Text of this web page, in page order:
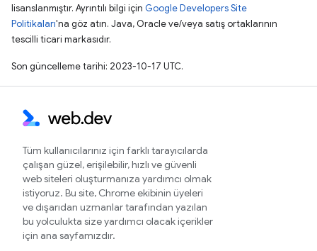
lisanslanmıştır. Ayrıntılı bilgi için Google Developers Site
Politikaları'na göz atın. Java, Oracle ve/veya satış ortaklarının
tescilli ticari markasıdır.
Son güncelleme tarihi: 2023-10-17 UTC.
Tüm kullanıcılarınız için farklı tarayıcılarda
çalışan güzel, erişilebilir, hızlı ve güvenli
web siteleri oluşturmanıza yardımcı olmak
istiyoruz. Bu site, Chrome ekibinin üyeleri
ve dışarıdan uzmanlar tarafından yazılan
bu yolculukta size yardımcı olacak içerikler
için ana sayfamızdır.